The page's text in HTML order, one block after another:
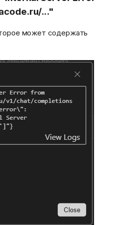
..."
может содержать